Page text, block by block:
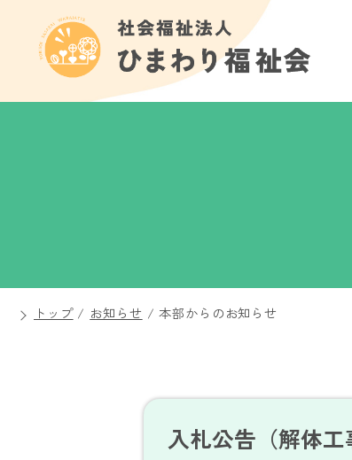
トップ/ お知らせ /本部からのお知らせ
入札公告（解体工